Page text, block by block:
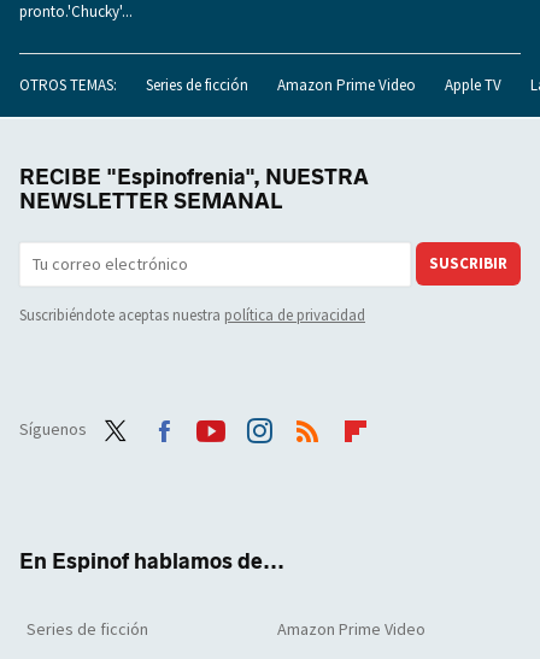
pronto.'Chucky'...
OTROS TEMAS: Series de ficción Amazon Prime Video Apple TV
RECIBE "Espinofrenia", NUESTRA
NEWSLETTER SEMANAL
SUSCRIBIR
Suscribiéndote aceptas nuestra política de privacidad
Síguenos
En Espinof hablamos de...
Series de ficción Amazon Prime Video